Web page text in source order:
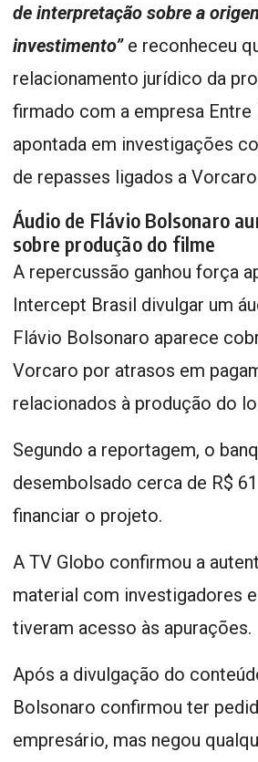
de interpretação sobre a
investimento”e reconheceu
relacionamento jurídico da
firmado com a empresa
apontada em investigações
de repasses ligados a
Áudio de Flávio Bolsonaro
sobre produção do filme
A repercussão ganhou força
Intercept Brasil divulgar um
Flávio Bolsonaro aparece
Vorcaro por atrasos em
relacionados à produção do
Segundo a reportagem, o
desembolsado cerca de R$
financiar o projeto.
A TV Globo confirmou a
material com investigadores
tiveram acesso às apurações.
Após a divulgação do
Bolsonaro confirmou ter
empresário, mas negou